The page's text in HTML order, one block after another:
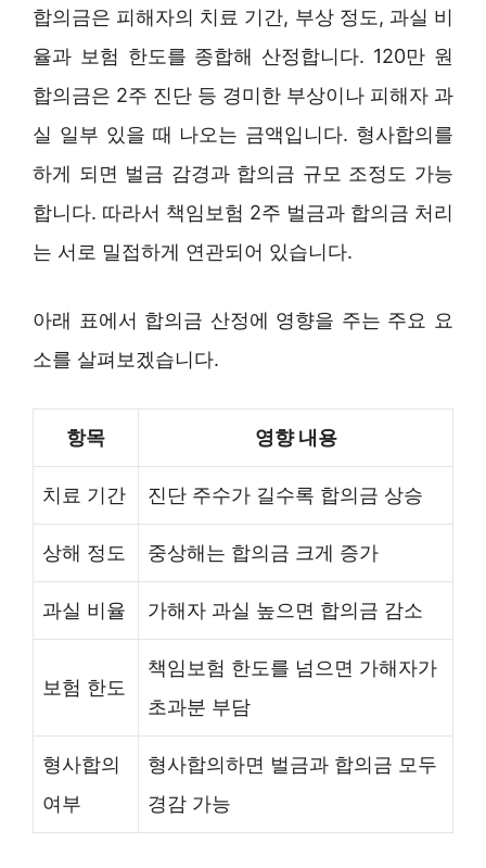
합의금은 피해자의 치료 기간, 부상 정도, 과실 비
율과 보험 한도를 종합해 산정합니다. 120만 원
합의금은 2주 진단 등 경미한 부상이나 피해자 과
실 일부 있을 때 나오는 금액입니다. 형사합의를
하게 되면 벌금 감경과 합의금 규모 조정도 가능
합니다. 따라서 책임보험 2주 벌금과 합의금 처리
는 서로 밀접하게 연관되어 있습니다.
아래 표에서 합의금 산정에 영향을 주는 주요 요
소를 살펴보겠습니다.
항목 영향 내용
치료 기간 진단 주수가 길수록 합의금 상승
상해 정도 중상해는 합의금 크게 증가
과실 비율 가해자 과실 높으면 합의금 감소
보험 한도
책임보험 한도를 넘으면 가해자가
초과분 부담
형사합의
여부
형사합의하면 벌금과 합의금 모두
경감 가능